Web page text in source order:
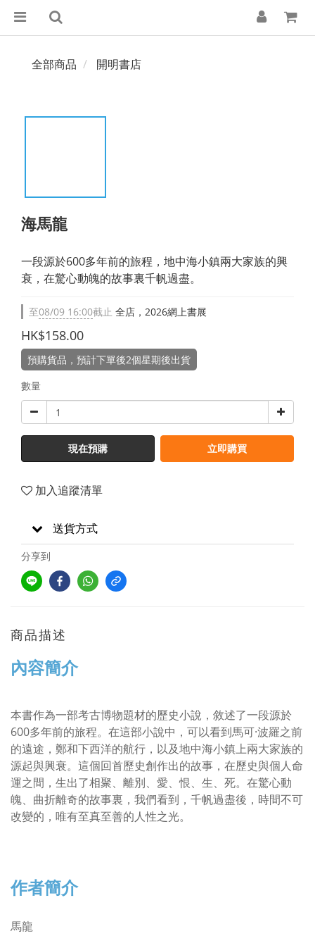
全部商品 開明書店
海馬龍
一段源於600多年前的旅程，地中海小鎮兩大家族的興
衰，在驚心動魄的故事裏千帆過盡。
至08/09 16:00截止 全店，2026網上書展
HK$158.00
預購貨品，預計下單後2個星期後出貨
數量
現在預購 立即購買
加入追蹤清單
送貨方式
分享到
商品描述
內容簡介
本書作為一部考古博物題材的歷史小說，敘述了一段源於
600多年前的旅程。在這部小說中，可以看到馬可·波羅之前
的遠途，鄭和下西洋的航行，以及地中海小鎮上兩大家族的
源起與興衰。這個回首歷史創作出的故事，在歷史與個人命
運之間，生出了相聚、離別、愛、恨、生、死。在驚心動
魄、曲折離奇的故事裏，我們看到，千帆過盡後，時間不可
改變的，唯有至真至善的人性之光。
作者簡介
馬龍